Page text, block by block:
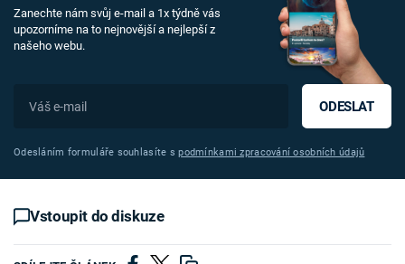
Zanechte nám svůj e-mail a 1x týdně vás
upozorníme na to nejnovější a nejlepší z
našeho webu.
ODESLAT
Odesláním formuláře souhlasíte spodmínkami zpracování osobních údajů
Vstoupit do diskuze